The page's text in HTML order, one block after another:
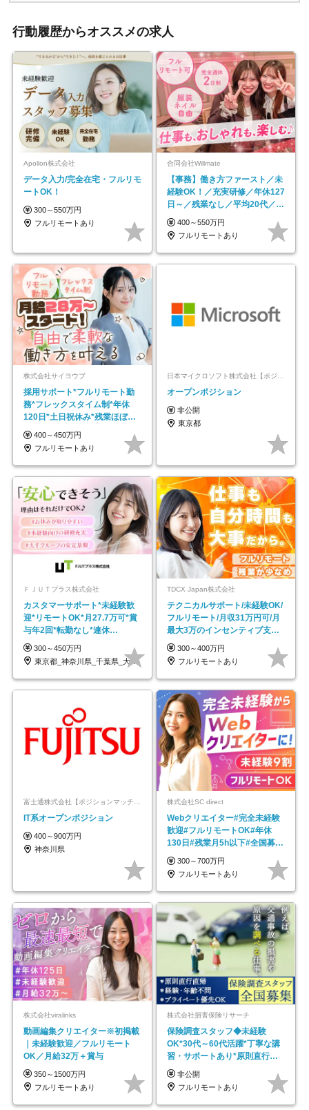
行動履歴からオススメの求人
Apollon株式会社
データ入力/完全在宅・フルリモ
ートOK！
300～550万円
フルリモートあり
合同会社Willmate
【事務】働き方ファースト／未
経験OK！／充実研修／年休127
日～／残業なし／平均20代／リ
モートOK
400～550万円
フルリモートあり
株式会社サイヨウブ
採用サポート*フルリモート勤
務*フレックスタイム制*年休
120日*土日祝休み*残業ほぼな
し*育児中社員8割以上
400～450万円
フルリモートあり
日本マイクロソフト株式会社【ポジションマッチ登録】
オープンポジション
非公開
東京都
ＦＪＵＴプラス株式会社
カスタマーサポート*未経験歓
迎*リモートOK*月27.7万可*賞
与年2回*転勤なし*連休
OK/ZE010232
300～450万円
東京都_神奈川県_千葉県_大阪府_愛知県…
TDCX Japan株式会社
テクニカルサポート/未経験OK/
フルリモート/月収31万円可/月
最大3万のインセンティブ支給/
平均年齢33歳
300～400万円
フルリモートあり
富士通株式会社【ポジションマッチ登録】
IT系オープンポジション
400～900万円
神奈川県
株式会社SC direct
Webクリエイター#完全未経験
歓迎#フルリモートOK#年休
130日#残業月5h以下#全国募集
#最大1年の研修
300～700万円
フルリモートあり
株式会社viralinks
動画編集クリエイター※初掲載
｜未経験歓迎／フルリモート
OK／月給32万＋賞与
350～1500万円
フルリモートあり
株式会社損害保険リサーチ
保険調査スタッフ◆未経験
OK*30代～60代活躍*丁寧な講
習・サポートあり*原則直行直
帰／全国募集・業務委託
非公開
フルリモートあり